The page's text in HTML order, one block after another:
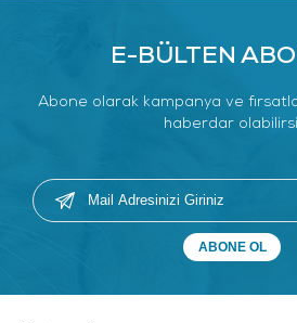
E-BÜLTEN
Abone olarak kampanya ve
haberdar